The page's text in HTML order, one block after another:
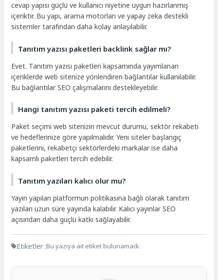
cevap yapısı güçlü ve kullanıcı niyetine uygun hazırlanmış
içeriktir. Bu yapı, arama motorları ve yapay zeka destekli
sistemler tarafından daha kolay anlaşılabilir.
Tanıtım yazısı paketleri backlink sağlar mı?
Evet. Tanıtım yazısı paketleri kapsamında yayımlanan
içeriklerde web sitenize yönlendiren bağlantılar kullanılabilir.
Bu bağlantılar SEO çalışmalarını destekleyebilir.
Hangi tanıtım yazısı paketi tercih edilmeli?
Paket seçimi web sitenizin mevcut durumu, sektör rekabeti
ve hedeflerinize göre yapılmalıdır. Yeni siteler başlangıç
paketlerini, rekabetçi sektörlerdeki markalar ise daha
kapsamlı paketleri tercih edebilir.
Tanıtım yazıları kalıcı olur mu?
Yayın yapılan platformun politikasına bağlı olarak tanıtım
yazıları uzun süre yayında kalabilir. Kalıcı yayınlar SEO
açısından daha güçlü katkı sağlayabilir.
Etiketler :Bu yazıya ait etiket bulunamadı.